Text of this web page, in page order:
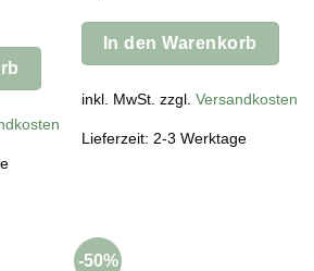
€.
war:
25,95 €
ist:
12,98 €.
In den Warenkorb
inkl. MwSt. zzgl. Versandkosten
Lieferzeit: 2-3 Werktage
-50%